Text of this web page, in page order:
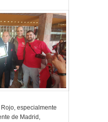
especialmente
de Madrid,